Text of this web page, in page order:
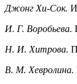
Джонг Хи-Сок.
И. Г. Воробьева.
Н. И. Хитрова.
В. М. Хевролина.